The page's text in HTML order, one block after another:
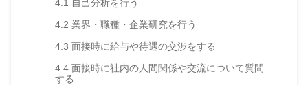
4.1 自己分析を行う
4.2 業界・職種・企業研究を行う
4.3 面接時に給与や待遇の交渉をする
4.4 面接時に社内の人間関係や交流について質問
する